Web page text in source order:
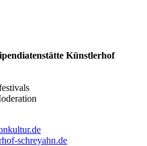
Künstlerhof
schreyahn.de